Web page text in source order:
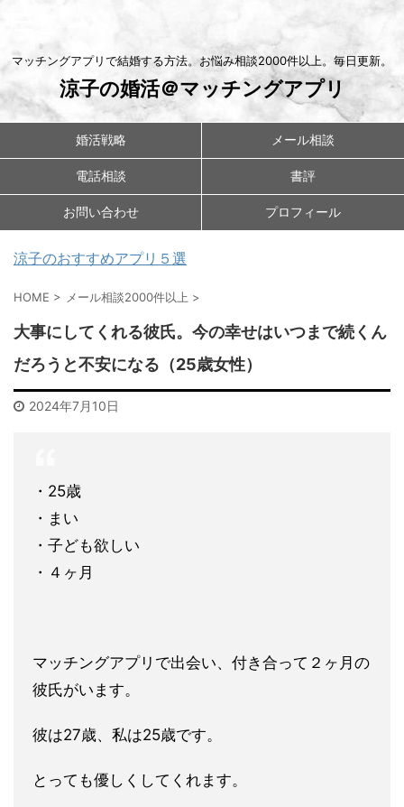
マッチングアプリで結婚する方法。お悩み相談2000件以上。毎日更新。
涼子の婚活＠マッチングアプリ
婚活戦略 メール相談
電話相談 書評
お問い合わせ プロフィール
涼子のおすすめアプリ５選
HOME > メール相談2000件以上 >
大事にしてくれる彼氏。今の幸せはいつまで続くん
だろうと不安になる（25歳女性）
2024年7月10日
・25歳
・まい
・子ども欲しい
・４ヶ月
マッチングアプリで出会い、付き合って２ヶ月の
彼氏がいます。
彼は27歳、私は25歳です。
とっても優しくしてくれます。